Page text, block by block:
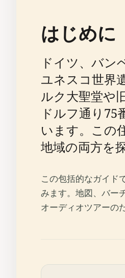
はじめに
ドイツ、バン
ユネスコ世界
ルク大聖堂や
ドルフ通り
います。この
地域の両方を
この包括的なガイド
みます。地図、バー
オーディオツアーの